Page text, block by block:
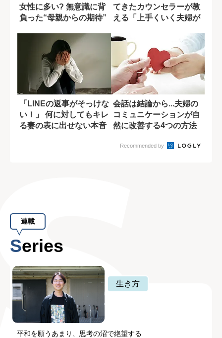
女性に多い? 無意識に背
負った“母親からの期待”
てきたカウンセラーが教
える「上手くいく夫婦が
「LINEの返事がそっけな
い！」 何に対してもキレ
る妻の表に出せない本音
会話は結論から...夫婦の
コミュニケーションが自
然に改善する4つの方法
Recommended by
連載
Series
生き方
平和を願うあまり、思考の沼で絶望する